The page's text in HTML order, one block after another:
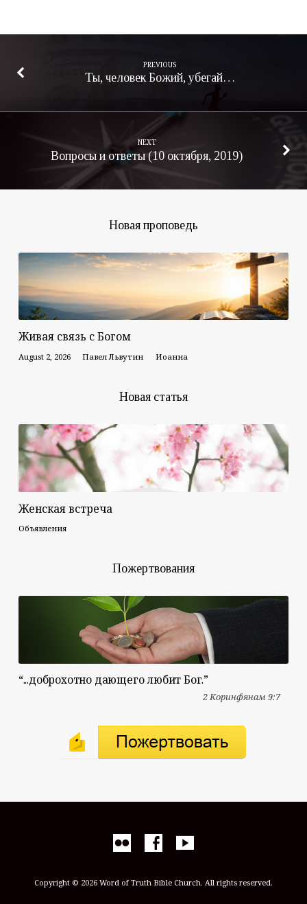
PREVIOUS
Ты, человек Божий, убегай…
NEXT
Вопросы и ответы (10 октября, 2019)
Новая проповедь
Живая связь с Богом
August 2, 2026 Павел Львутин Иоанна
Новая статья
Женская встреча
Объявления
Пожертвования
“...доброхотно дающего любит Бог.”
2 Коринфянам 9:7
Copyright © 2026 Word of Truth Bible Church. All rights reserved.